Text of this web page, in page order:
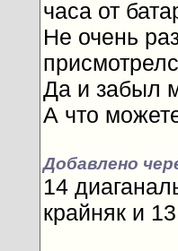
часа от
Не очень
Да и забыл
А что
Добавлено
14
крайняк и